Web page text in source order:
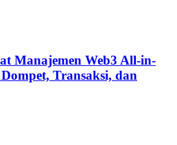
Manajemen Web3 All-in-
Transaksi, dan